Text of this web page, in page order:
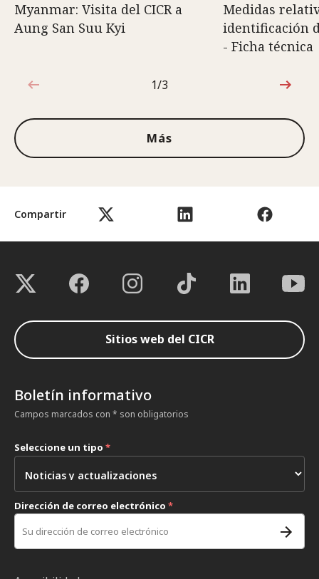
Compartir
Myanmar: Visita del CICR a
Aung San Suu Kyi
Medidas
identificación
- Ficha técnica
1de3
1/3
Más
Sitios web del CICR
Boletín informativo
Campos marcados con * son obligatorios
Seleccione un tipo *
Dirección de correo electrónico *